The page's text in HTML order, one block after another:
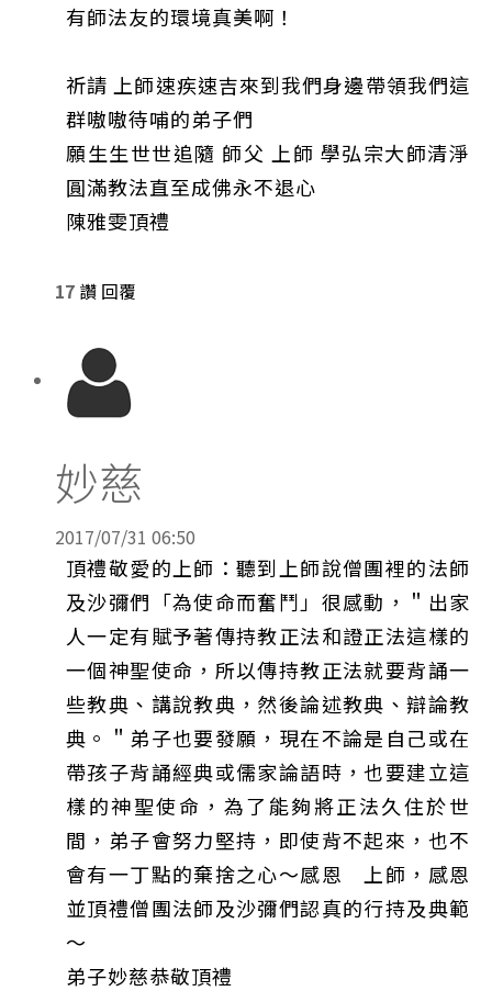
有師法友的環境真美啊！
祈請 上師速疾速吉來到我們身邊帶領我們這
群嗷嗷待哺的弟子們
願生生世世追隨 師父 上師 學弘宗大師清淨
圓滿教法直至成佛永不退心
陳雅雯頂禮
17 讚 回覆
妙慈
2017/07/31 06:50
頂禮敬愛的上師：聽到上師說僧團裡的法師
及沙彌們「為使命而奮鬥」很感動，＂出家
人一定有賦予著傳持教正法和證正法這樣的
一個神聖使命，所以傳持教正法就要背誦一
些教典、講說教典，然後論述教典、辯論教
典。＂弟子也要發願，現在不論是自己或在
帶孩子背誦經典或儒家論語時，也要建立這
樣的神聖使命，為了能夠將正法久住於世
間，弟子會努力堅持，即使背不起來，也不
會有一丁點的棄捨之心～感恩 上師，感恩
並頂禮僧團法師及沙彌們認真的行持及典範
～
弟子妙慈恭敬頂禮